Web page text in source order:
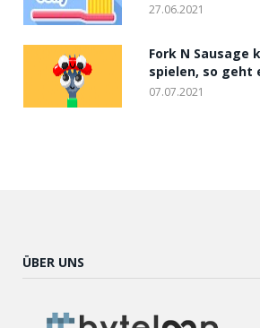
27.06.2021
Fork N Sausage
spielen, so geht
07.07.2021
ÜBER UNS